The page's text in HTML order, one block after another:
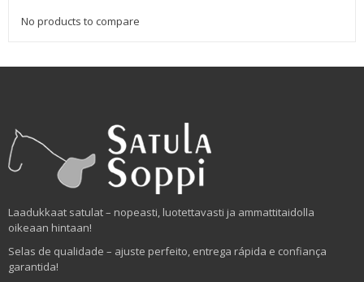
No products to compare
Laadukkaat satulat – nopeasti, luotettavasti ja ammattitaidolla
oikeaan hintaan!
Selas de qualidade – ajuste perfeito, entrega rápida e confiança
garantida!